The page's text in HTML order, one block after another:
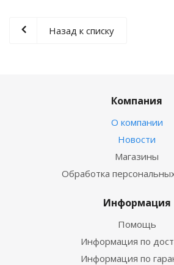
Назад к списку
Компания
О компании
Новости
Магазины
Обработка
Информация
Помощь
Информация по
Информация по